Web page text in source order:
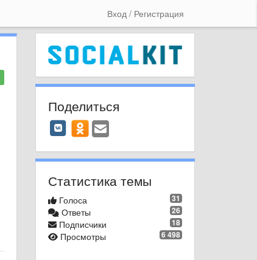
Вход / Регистрация
Поделиться
Статистика темы
31
Голоса
26
Ответы
18
Подписчики
6 498
Просмотры